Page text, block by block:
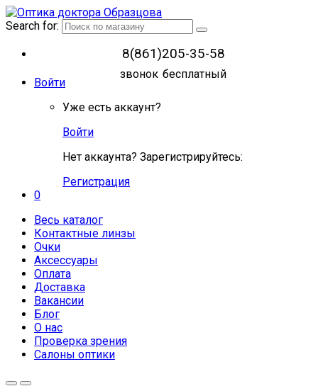
Search for:
8(861)205-35-58
звонок бесплатный
Войти
Уже есть аккаунт?
Войти
Нет аккаунта? Зарегистрируйтесь:
Регистрация
0
Весь каталог
Контактные линзы
Очки
Аксессуары
Оплата
Доставка
Вакансии
Блог
О нас
Проверка зрения
Салоны оптики